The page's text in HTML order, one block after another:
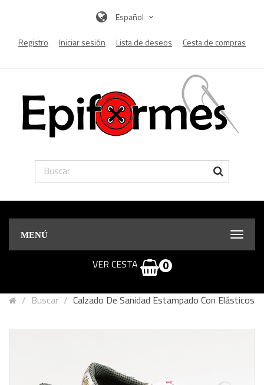
Español
Registro Iniciar sesión Lista de deseos Cesta de compras
MENÚ
VER CESTA 0
Buscar Calzado De Sanidad Estampado Con Elásticos